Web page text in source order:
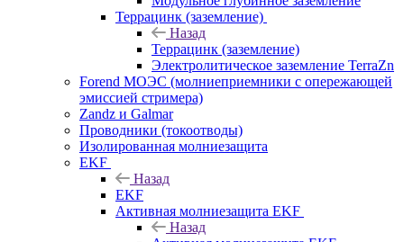
Террацинк (заземление)
Назад
Террацинк (заземление)
Электролитическое заземление TerraZn
Forend МОЭС (молниеприемники с опережающей
эмиссией стримера)
Zandz и Galmar
Проводники (токоотводы)
Изолированная молниезащита
EKF
Назад
EKF
Активная молниезащита EKF
Назад